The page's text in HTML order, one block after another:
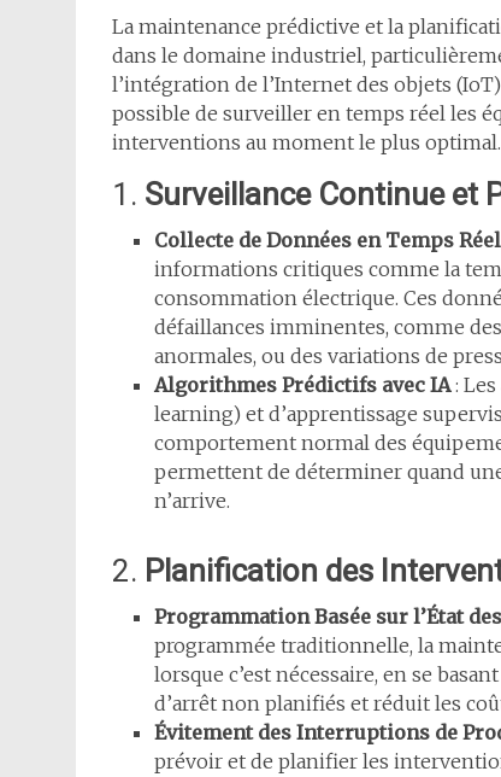
La maintenance prédictive et la
dans le domaine industriel,
l’intégration de l’Internet des objets
possible de surveiller en temps réel les
interventions au moment le plus optimal.
1. Surveillance Continue et
Collecte de Données en Temps Réel
informations critiques comme la
consommation électrique. Ces
défaillances imminentes, comme
anormales, ou des variations de
Algorithmes Prédictifs avec IA: Les
learning) et d’apprentissage
comportement normal des
permettent de déterminer quand
n’arrive.
2. Planification des
Programmation Basée sur l’État
programmée traditionnelle, la
lorsque c’est nécessaire, en se
d’arrêt non planifiés et réduit les
Évitement des Interruptions de
prévoir et de planifier les